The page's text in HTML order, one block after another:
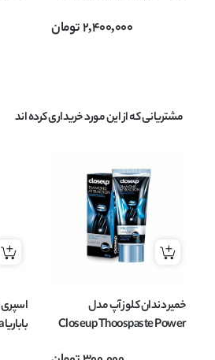
2,400,000تومان
مشتریانی که از این مورد خریداری کرده اند
خمیر دندان کلوز آپ مدل
Closeup Thoospaste Power